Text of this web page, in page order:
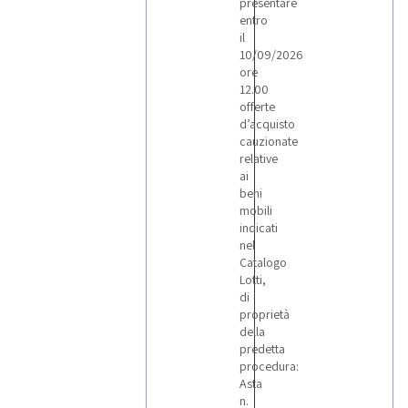
entro
il
10/09/2026
ore
12.00
offerte
d’acquisto
cauzionate
relative
ai
beni
mobili
indicati
nel
Catalogo
Lotti,
di
proprietà
della
predetta
procedura:
Asta
n.